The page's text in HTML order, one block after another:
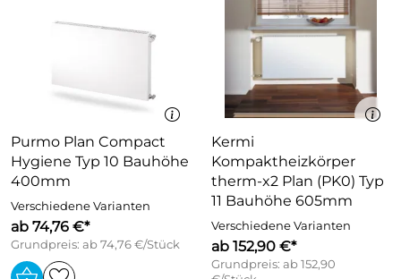
Purmo Plan Compact
Hygiene Typ 10 Bauhöhe
400mm
Verschiedene Varianten
ab 74,76 €*
Grundpreis: ab 74,76 €/Stück
Kermi
Kompaktheizkörper
therm-x2 Plan (PK0) Typ
11 Bauhöhe 605mm
Verschiedene Varianten
ab 152,90 €*
Grundpreis: ab 152,90